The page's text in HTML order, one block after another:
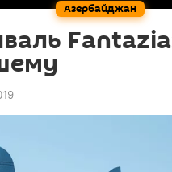
Азербайджан